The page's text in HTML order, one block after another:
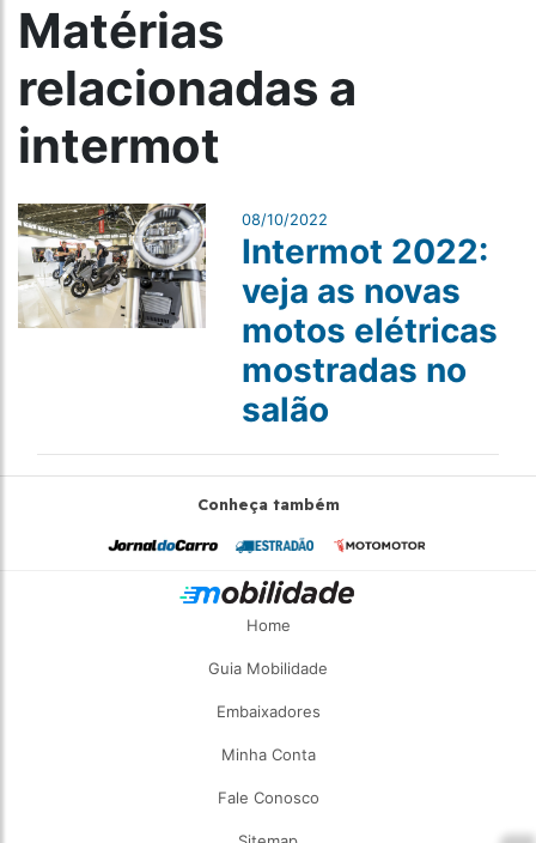
Matérias
relacionadas a
intermot
08/10/2022
Intermot 2022:
veja as novas
motos elétricas
mostradas no
salão
Conheça também
Home
Guia Mobilidade
Embaixadores
Minha Conta
Fale Conosco